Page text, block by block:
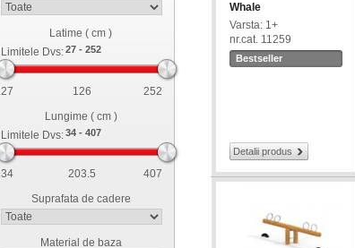
Latime ( cm )
Limitele Dvs:
27 126
252
Lungime ( cm )
Limitele Dvs:
34 203.5
407
Suprafata de cadere
Material de baza
Whale
Varsta: 1+
nr.cat. 11259
Bestseller
Detalii produs